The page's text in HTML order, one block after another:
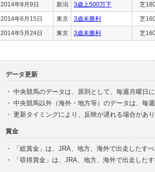
2014年8月9日 新潟 3歳上500万下 芝
2014年6月15日 東京 3歳未勝利 芝
2014年5月24日 東京 3歳未勝利 芝
データ更新
・ 中央競馬のデータは、原則として、毎週月曜日
・ 中央競馬以外（海外・地方等）のデータは、毎
・ 更新タイミングにより、反映が遅れる場合があ
賞金
・
「総賞金」は、JRA、地方、海外で出走したす
・
「収得賞金」は、JRA、地方、海外で出走した